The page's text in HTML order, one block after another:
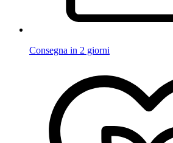
Consegna in 2 giorni